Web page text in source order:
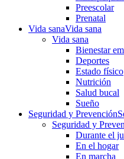
Preescolar
Prenatal
Vida sanaVida sana
Vida sana
Bienestar
Deportes
Estado físico
Nutrición
Salud bucal
Sueño
Seguridad y Prevención
Seguridad y
Durante el
En el hogar
En marcha